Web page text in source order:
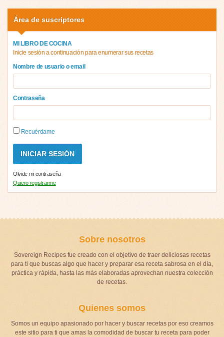
Área de suscriptores
MI LIBRO DE COCINA
Inicie sesión a continuación para enumerar sus recetas
Nombre de usuario o email
Contraseña
Recuérdame
Olvide mi contraseña
Quiero registrarme
Sobre nosotros
Sovereign Recipes fue creado con el objetivo de traer deliciosas recetas
para ti que buscas algo que hacer y preparar esa receta sabrosa en el día,
práctica y rápida, hasta las más elaboradas aprovechan nuestra colección
de recetas.
Quienes somos
Somos un equipo apasionado por hacer y buscar recetas por eso creamos
este sitio para ti que amas la comodidad de buscar tu receta para poder